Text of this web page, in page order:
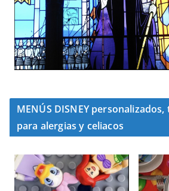
MENÚS DISNEY
para alergias y celiacos